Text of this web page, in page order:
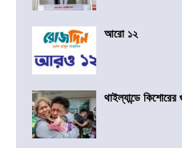
আরো ১২
থাইল্যান্ডে